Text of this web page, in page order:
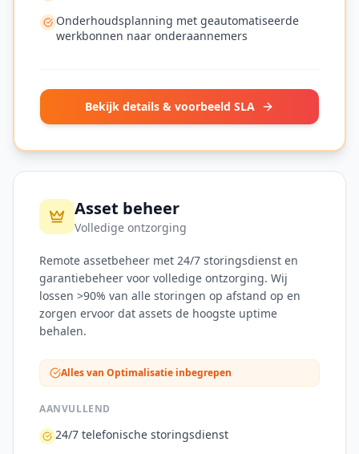
Onderhoudsplanning met geautomatiseerde
werkbonnen naar onderaannemers
Bekijk details & voorbeeld SLA
Asset beheer
Volledige ontzorging
Remote assetbeheer met 24/7 storingsdienst en
garantiebeheer voor volledige ontzorging. Wij
lossen >90% van alle storingen op afstand op en
zorgen ervoor dat assets de hoogste uptime
behalen.
Alles van Optimalisatie inbegrepen
AANVULLEND
24/7 telefonische storingsdienst